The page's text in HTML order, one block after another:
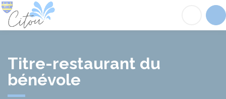
Titre-restaurant du
bénévole